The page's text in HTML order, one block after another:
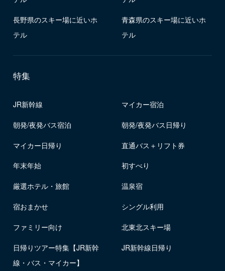
長野県のスキー場に近いホ
テル
青森県のスキー場に近いホ
テル
特集
JR新幹線 マイカー宿泊
朝発/夜発バス宿泊 朝発/夜発バス日帰り
マイカー日帰り 直通バス＋リフト券
年末年始 初すべり
厳選ホテル・旅館 温泉宿
宿おまかせ シングル利用
ファミリー向け 北東北スキー場
日帰りツアー特集【JR新幹
線・バス・マイカー】
JR新幹線日帰り